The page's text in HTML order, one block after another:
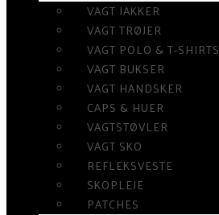
VAGT JAKKER
VAGT TRØJER
VAGT POLO & T-SHIRTS
VAGT BUKSER
VAGT HANDSKER
CAPS & HUER
VAGTSTØVLER
VAGT SKO
REFLEKSVESTE
SKOPLEJE
PATCHES